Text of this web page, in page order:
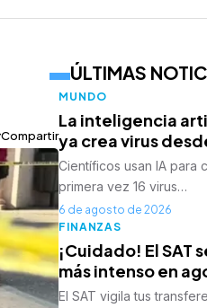
Compartir
ÚLTIMAS
MUNDO
La inteligencia
ya crea virus
Científicos usan IA para
primera vez 16 virus…
6 de agosto de 2026
FINANZAS
¡Cuidado! El SAT
más intenso en
El SAT vigila tus